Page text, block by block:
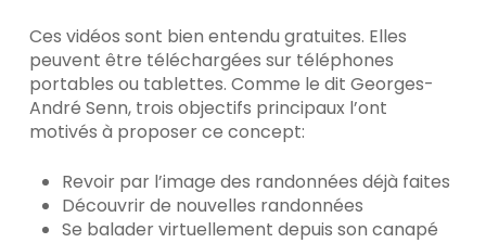
Ces vidéos sont bien entendu gratuites. Elles
peuvent être téléchargées sur téléphones
portables ou tablettes. Comme le dit Georges-
André Senn, trois objectifs principaux l’ont
motivés à proposer ce concept:
Revoir par l’image des randonnées déjà faites
Découvrir de nouvelles randonnées
Se balader virtuellement depuis son canapé